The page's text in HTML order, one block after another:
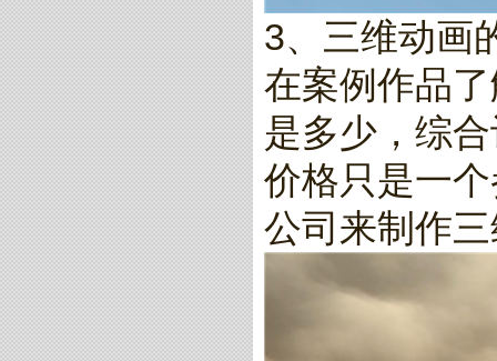
3、三维动画
在案例作品
是多少，综
价格只是一
公司来制作